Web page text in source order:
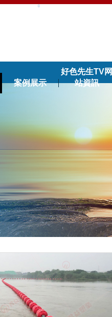
案例展示
好色先生TV网
站資訊